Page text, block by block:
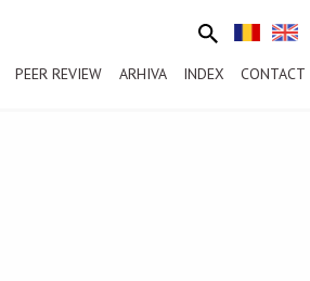
PEER REVIEW ARHIVA INDEX CONTACT